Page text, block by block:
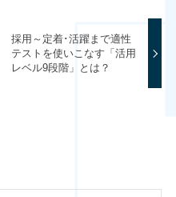
採用～定着･活躍まで適性
テストを使いこなす「活用
レベル9段階」とは？